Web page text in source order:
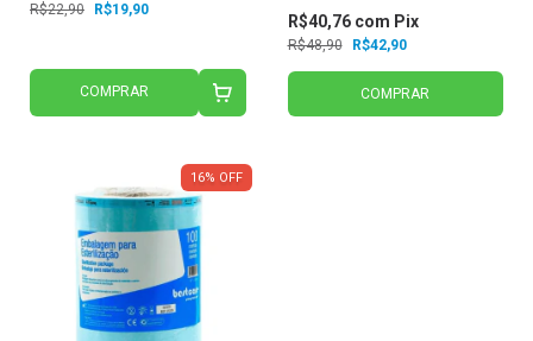
R$22,90 R$19,90
COMPRAR
R$48,90 R$42,90
R$40,76 com Pix
COMPRAR
16% OFF